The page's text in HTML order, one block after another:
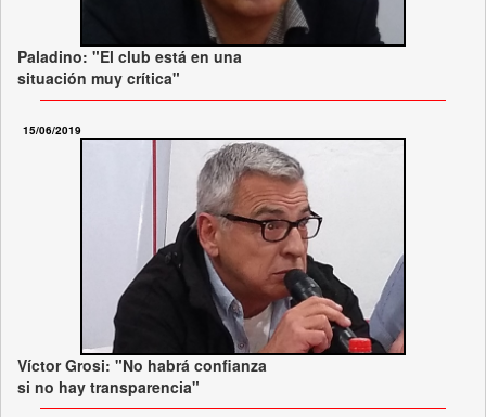
Paladino: "El club está en una
situación muy crítica"
15/06/2019
Víctor Grosi: "No habrá confianza
si no hay transparencia"